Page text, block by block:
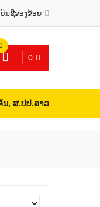
ບັນຊີຂອງຂ້ອຍ
0
ນ, ສ.ປປ.ລາວ